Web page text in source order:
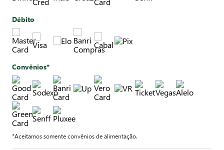
Débito
Convênios*
*Aceitamos somente convênios de alimentação.